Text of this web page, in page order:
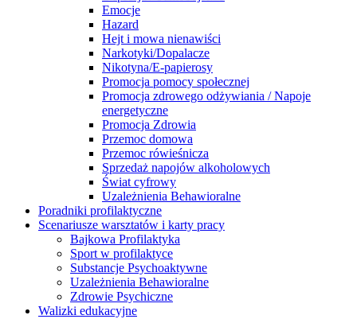
Emocje
Hazard
Hejt i mowa nienawiści
Narkotyki/Dopalacze
Nikotyna/E-papierosy
Promocja pomocy społecznej
Promocja zdrowego odżywiania / Napoje
energetyczne
Promocja Zdrowia
Przemoc domowa
Przemoc rówieśnicza
Sprzedaż napojów alkoholowych
Świat cyfrowy
Uzależnienia Behawioralne
Poradniki profilaktyczne
Scenariusze warsztatów i karty pracy
Bajkowa Profilaktyka
Sport w profilaktyce
Substancje Psychoaktywne
Uzależnienia Behawioralne
Zdrowie Psychiczne
Walizki edukacyjne